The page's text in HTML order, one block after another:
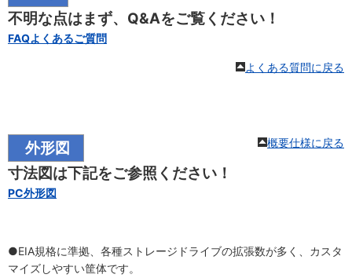
不明な点はまず、Q&Aをご覧ください！
FAQよくあるご質問
よくある質問に戻る
外形図
寸法図は下記をご参照ください！
PC外形図
概要仕様に戻る
●EIA規格に準拠、各種ストレージドライブの拡張数が多く、カスタ
マイズしやすい筐体です。